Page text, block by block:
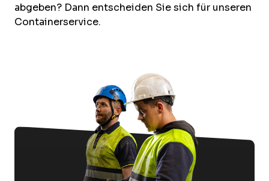
abgeben? Dann entscheiden Sie sich für unseren
Containerservice.